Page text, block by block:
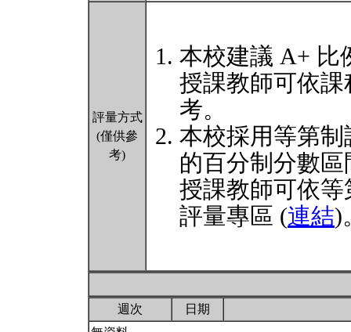
評量方式
(僅供參
考)
本校建議 A+ 比
授課教師可依
考。
本校採用等第
的百分制分數
授課教師可依
評量專區 (連結)
週次
日期